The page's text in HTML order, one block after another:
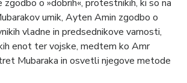
o »dobrih«, protestnikih, ki so na
umik, Ayten Amin zgodbo o
vladne in predsednikove varnosti,
enot ter vojske, medtem ko Amr
Mubaraka in osvetli njegove metode